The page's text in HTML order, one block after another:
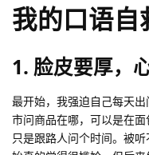
我的口语自
1. 脸皮要厚，
最开始，我强迫自己每天
市问商品在哪，可以是在
只是跟路人问个时间。被听